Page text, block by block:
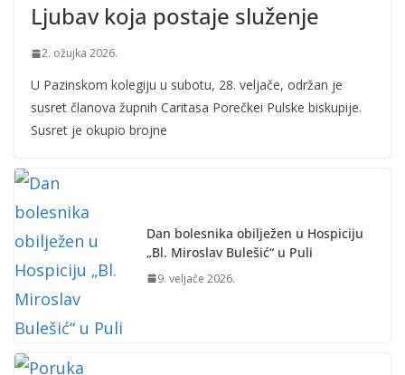
Ljubav koja postaje služenje
2. ožujka 2026.
U Pazinskom kolegiju u subotu, 28. veljače, održan je
susret članova župnih Caritasa Porečkei Pulske biskupije.
Susret je okupio brojne
Dan bolesnika obilježen u Hospiciju
„Bl. Miroslav Bulešić“ u Puli
9. veljače 2026.